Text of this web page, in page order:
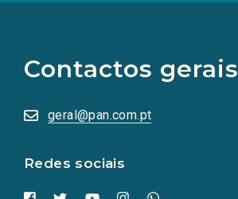
Contactos gerais
geral@pan.com.pt
Redes sociais
redes
sociais
numa
nova